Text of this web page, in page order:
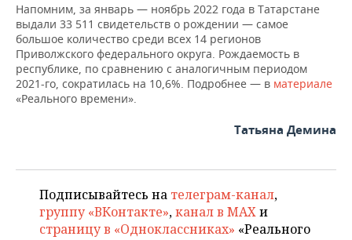
Напомним, за январь — ноябрь 2022 года в Татарстане
выдали 33 511 свидетельств о рождении — самое
большое количество среди всех 14 регионов
Приволжского федерального округа. Рождаемость в
республике, по сравнению с аналогичным периодом
2021-го, сократилась на 10,6%. Подробнее — в материале
«Реального времени».
Татьяна Демина
Подписывайтесь на телеграм-канал,
группу «ВКонтакте»,канал в MAXи
страницу в «Одноклассниках» «Реального